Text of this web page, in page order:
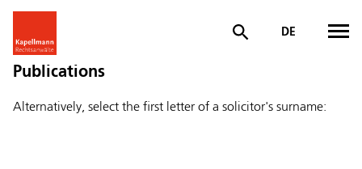
DE
Publications
Alternatively, select the first letter of a solicitor's surname: